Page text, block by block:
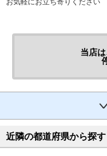
お気軽にお立ち寄りください
当店
近隣の都道府県から探す